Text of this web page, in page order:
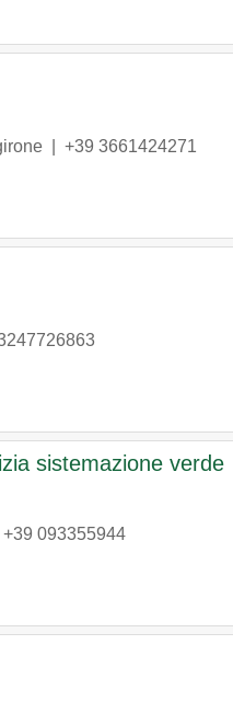
+39 3661424271
sistemazione verde
+39 093355944